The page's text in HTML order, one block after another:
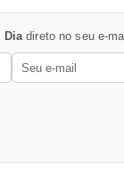
Dia direto no seu e-